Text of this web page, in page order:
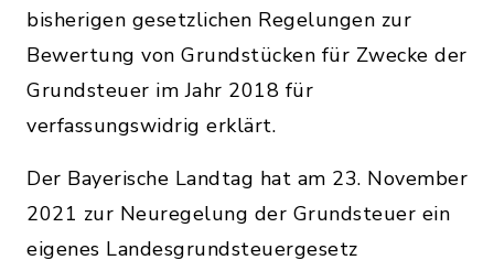
bisherigen gesetzlichen Regelungen zur
Bewertung von Grundstücken für Zwecke der
Grundsteuer im Jahr 2018 für
verfassungswidrig erklärt.
Der Bayerische Landtag hat am 23. November
2021 zur Neuregelung der Grundsteuer ein
eigenes Landesgrundsteuergesetz